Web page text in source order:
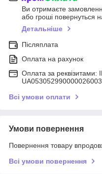
Ви отримаєте
або гроші повернуться
Детальніше
Післяплата
Оплата на рахунок
Оплата за реквізитами:
Всі умови оплати
Умови повернення
Повернення товару
Всі умови повернення